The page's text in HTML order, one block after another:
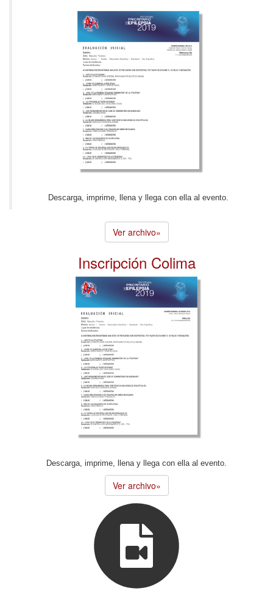
Descarga, imprime, llena y llega con ella al evento.
Ver archivo»
Inscripción Colima
Descarga, imprime, llena y llega con ella al evento.
Ver archivo»